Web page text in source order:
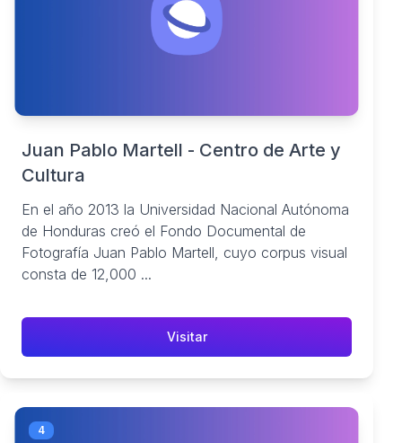
Juan Pablo Martell - Centro de Arte y
Cultura
En el año 2013 la Universidad Nacional Autónoma
de Honduras creó el Fondo Documental de
Fotografía Juan Pablo Martell, cuyo corpus visual
consta de 12,000 ...
Visitar
4